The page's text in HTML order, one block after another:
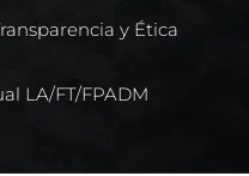
y Ética
LA/FT/FPADM